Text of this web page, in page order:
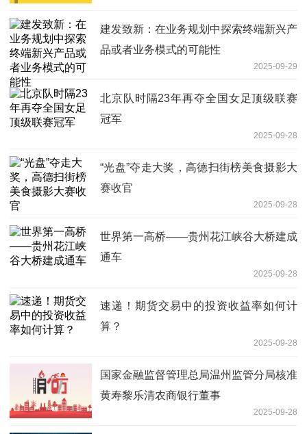
建发致新：在业务规划中探索终端新兴产
品或者业务模式的可能性
2025-09-29
北京队时隔23年再夺全国女足顶级联赛
冠军
2025-09-28
“光盘”夺走大奖，高德扫街榜美食摄影大
赛收官
2025-09-28
世界第一高桥——贵州花江峡谷大桥建成
通车
2025-09-28
速递！期货交易中的投资收益率如何计
算？
2025-09-28
国家金融监督管理总局温州监管分局核准
黄寿黎乐清农商银行董事
2025-09-28